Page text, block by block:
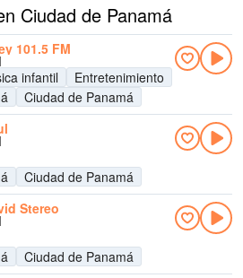
Ciudad de Panamá
101.5 FM
infantil
Entretenimiento
Ciudad de Panamá
Ciudad de Panamá
Stereo
Ciudad de Panamá